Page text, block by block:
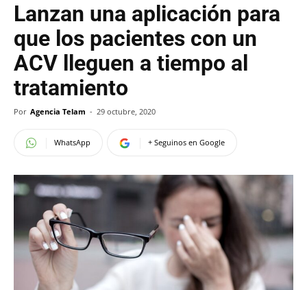
Lanzan una aplicación para
que los pacientes con un
ACV lleguen a tiempo al
tratamiento
Por Agencia Telam - 29 octubre, 2020
WhatsApp + Seguinos en Google